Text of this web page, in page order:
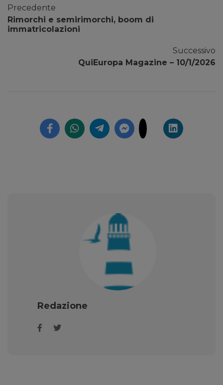
Precedente
Rimorchi e semirimorchi, boom di
immatricolazioni
Successivo
QuiEuropa Magazine – 10/1/2026
Redazione